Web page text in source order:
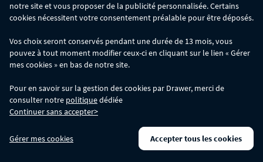
commande :
- 30€ sur votre commande dès 300€ d'achat, avec le code BIKINI30
- 50€ sur votre commande dès 500€ d'achat, avec le code BIKINI50
Les codes BIKINI30, BIKINI50 et BIKINI100 ne sont valables que sur
www.drawer.fr; ils ne sont pas cumulables entre eux, ni avec d'autres codes
promotionnels. La remise se calculera automatiquement dans votre panier
lors de la saisie du code adéquat.
DRAWER DAYS- Du 29/07 au 11/08 inclus : profitez de remises allant jusqu'à
-50% sur une large sélection de produits. Opération valable dans la limite des
notre site et vous proposer de la publicité personnalisée. Certains
cookies nécessitent votre consentement préalable pour être déposés.
Vos choix seront conservés pendant une durée de 13 mois, vous
pouvez à tout moment modifier ceux-ci en cliquant sur le lien « Gérer
mes cookies » en bas de notre site.
Pour en savoir sur la gestion des cookies par Drawer, merci de
consulter notre politiquedédiée
Continuer sans accepter>
Gérer mes cookies Accepter tous les cookies